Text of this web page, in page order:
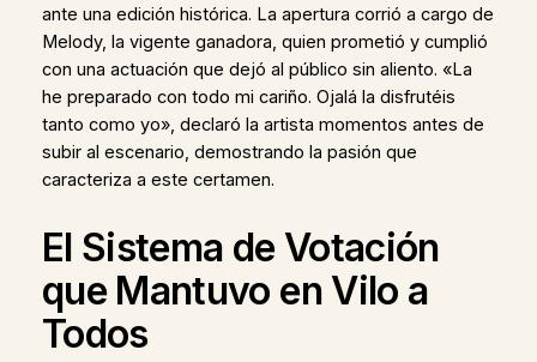
ante una edición histórica. La apertura corrió a cargo de
Melody, la vigente ganadora, quien prometió y cumplió
con una actuación que dejó al público sin aliento. «La
he preparado con todo mi cariño. Ojalá la disfrutéis
tanto como yo», declaró la artista momentos antes de
subir al escenario, demostrando la pasión que
caracteriza a este certamen.
El Sistema de Votación
que Mantuvo en Vilo a
Todos